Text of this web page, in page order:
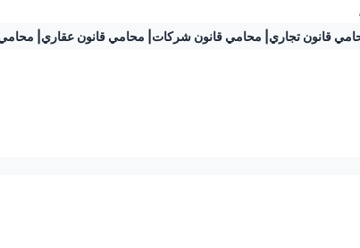
قانون تجاري محامي قانون شركات محامي قانون عقاري محامي